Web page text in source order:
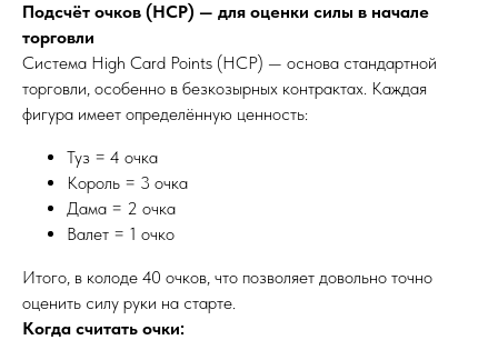
Подсчёт очков (HCP) — для оценки силы в начале
торговли
Система High Card Points (HCP) — основа стандартной
торговли, особенно в безкозырных контрактах. Каждая
фигура имеет определённую ценность:
Туз = 4 очка
Король = 3 очка
Дама = 2 очка
Валет = 1 очко
Итого, в колоде 40 очков, что позволяет довольно точно
оценить силу руки на старте.
Когда считать очки: